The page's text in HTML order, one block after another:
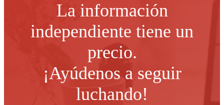
La información
independiente tiene un
precio.
¡Ayúdenos a seguir
luchando!